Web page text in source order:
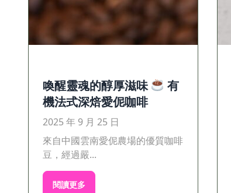
喚醒靈魂的醇厚滋味
有
機法式深焙愛伲咖啡
2025 年 9 月 25 日
來自中國雲南愛伲農場的優質咖啡
豆，經過嚴...
閱讀更多